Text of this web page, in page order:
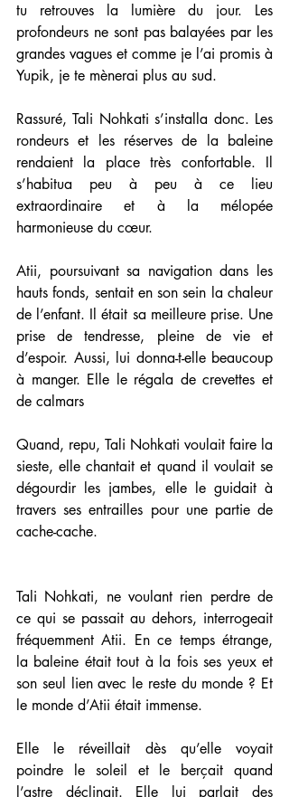
tu retrouves la lumière du jour. Les
profondeurs ne sont pas balayées par les
grandes vagues et comme je l’ai promis à
Yupik, je te mènerai plus au sud.
Rassuré, Tali Nohkati s’installa donc. Les
rondeurs et les réserves de la baleine
rendaient la place très confortable. Il
s’habitua peu à peu à ce lieu
extraordinaire et à la mélopée
harmonieuse du cœur.
Atii, poursuivant sa navigation dans les
hauts fonds, sentait en son sein la chaleur
de l’enfant. Il était sa meilleure prise. Une
prise de tendresse, pleine de vie et
d’espoir. Aussi, lui donna-t-elle beaucoup
à manger. Elle le régala de crevettes et
de calmars
Quand, repu, Tali Nohkati voulait faire la
sieste, elle chantait et quand il voulait se
dégourdir les jambes, elle le guidait à
travers ses entrailles pour une partie de
cache-cache.
Tali Nohkati, ne voulant rien perdre de
ce qui se passait au dehors, interrogeait
fréquemment Atii. En ce temps étrange,
la baleine était tout à la fois ses yeux et
son seul lien avec le reste du monde ? Et
le monde d’Atii était immense.
Elle le réveillait dès qu’elle voyait
poindre le soleil et le berçait quand
l’astre déclinait. Elle lui parlait des